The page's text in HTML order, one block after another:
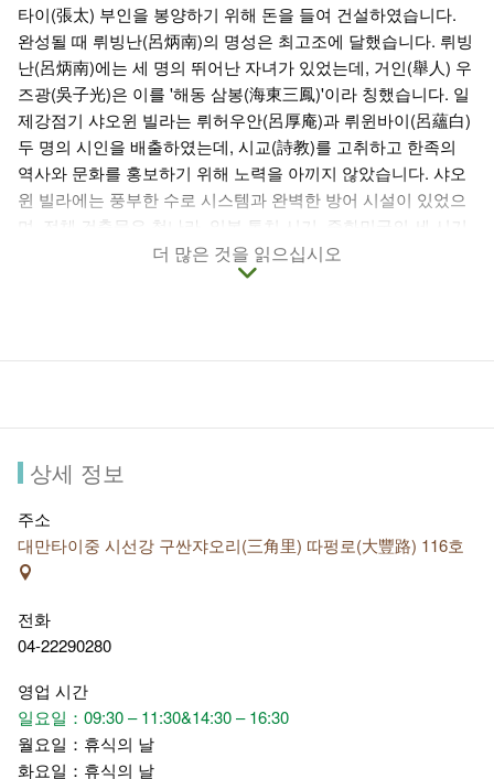
타이(張太) 부인을 봉양하기 위해 돈을 들여 건설하였습니다.
완성될 때 뤼빙난(呂炳南)의 명성은 최고조에 달했습니다. 뤼빙
난(呂炳南)에는 세 명의 뛰어난 자녀가 있었는데, 거인(舉人) 우
즈광(吳子光)은 이를 '해동 삼봉(海東三鳳)'이라 칭했습니다. 일
제강점기 샤오윈 빌라는 뤼허우안(呂厚庵)과 뤼윈바이(呂蘊白)
두 명의 시인을 배출하였는데, 시교(詩教)를 고취하고 한족의
역사와 문화를 홍보하기 위해 노력을 아끼지 않았습니다. 샤오
윈 빌라에는 풍부한 수로 시스템과 완벽한 방어 시설이 있었으
며, 전체 건축물은 청나라, 일본 통치 시기, 중화민국의 세 시기
를 뛰어넘어 서로 다른 문화양식을 교묘히 결합한 건축물로, 변
화하는 과정에서 역사적, 문화적 가치가 매우 큰 타이완 민가(民
더 많은 것을 읽으십시오
상세 정보
주소
대만타이중 시선강 구싼쟈오리(三角里) 따펑로(大豐路) 116호
전화
04-22290280
영업 시간
일요일：09:30 – 11:30&14:30 – 16:30
월요일：휴식의 날
화요일：휴식의 날